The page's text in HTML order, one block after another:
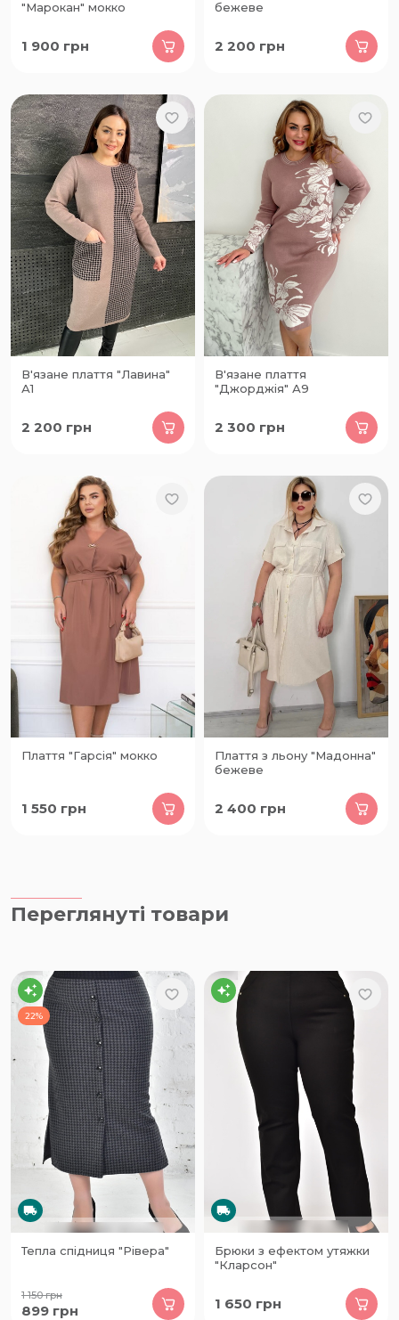
"Марокан" мокко
1 900 грн
бежеве
2 200 грн
В'язане плаття "Лавина"
А1
2 200 грн
В'язане плаття
"Джорджія" А9
2 300 грн
Плаття "Гарсія" мокко
1 550 грн
Плаття з льону "Мадонна"
бежеве
2 400 грн
Переглянуті товари
22%
Тепла спідниця "Рівера"
1 150грн
899 грн
Брюки з ефектом утяжки
"Кларсон"
1 650 грн